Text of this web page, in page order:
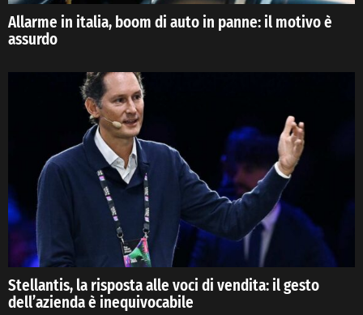
Allarme in italia, boom di auto in panne: il motivo è
assurdo
Stellantis, la risposta alle voci di vendita: il gesto
dell’azienda è inequivocabile